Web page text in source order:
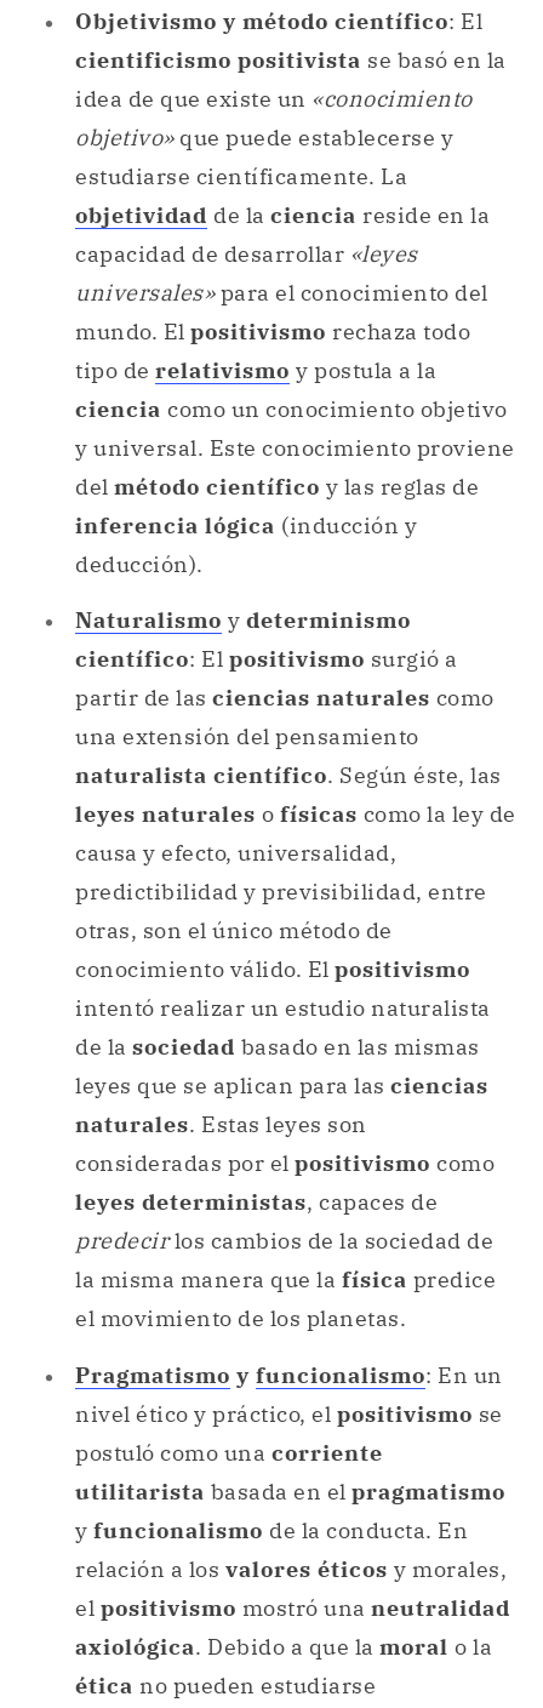
Objetivismo y método científico: El
cientificismo positivista se basó en la
idea de que existe un «conocimiento
objetivo»que puede establecerse y
estudiarse científicamente. La
objetividad de la ciencia reside en la
capacidad de desarrollar «leyes
universales»para el conocimiento del
mundo. El positivismo rechaza todo
tipo de relativismo y postula a la
ciencia como un conocimiento objetivo
y universal. Este conocimiento proviene
del método científico y las reglas de
inferencia lógica (inducción y
deducción).
Naturalismo y determinismo
científico: El positivismo surgió a
partir de las ciencias naturales como
una extensión del pensamiento
naturalista científico. Según éste, las
leyes naturales o físicas como la ley de
causa y efecto, universalidad,
predictibilidad y previsibilidad, entre
otras, son el único método de
conocimiento válido. El positivismo
intentó realizar un estudio naturalista
de la sociedad basado en las mismas
leyes que se aplican para las ciencias
naturales. Estas leyes son
consideradas por el positivismo como
leyes deterministas, capaces de
predecirlos cambios de la sociedad de
la misma manera que la física predice
el movimiento de los planetas.
Pragmatismo y funcionalismo: En un
nivel ético y práctico, el positivismo se
postuló como una corriente
utilitarista basada en el pragmatismo
y funcionalismo de la conducta. En
relación a los valores éticos y morales,
el positivismo mostró una neutralidad
axiológica. Debido a que la moral o la
ética no pueden estudiarse